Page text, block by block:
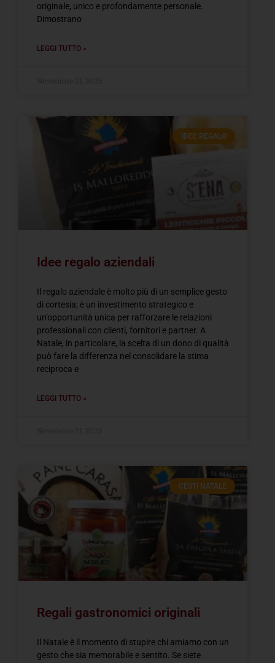
originale, unico e profondamente personale.
Dimostrano
LEGGI TUTTO »
IDEE REGALO
Idee regalo aziendali
Il regalo aziendale è molto più di un semplice gesto
di cortesia; è un investimento strategico e
un’opportunità unica per rafforzare le relazioni
professionali con clienti, fornitori e partner. A
Natale, in particolare, la scelta di un dono di qualità
può fare la differenza nel consolidare la stima
reciproca e
LEGGI TUTTO »
CESTI NATALE
Regali gastronomici originali
Il Natale è il momento di stupire chi amiamo con un
gesto che sia memorabile e sentito. Se siete